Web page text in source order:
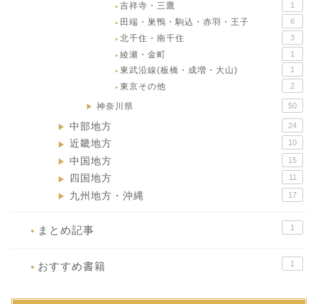
● 吉祥寺・三鷹 1
● 田端・巣鴨・駒込・赤羽・王子 6
● 北千住・南千住 3
● 綾瀬・金町 1
● 東武沿線(板橋・成増・大山) 1
● 東京その他 2
▶ 神奈川県 50
▶ 中部地方 24
▶ 近畿地方 10
▶ 中国地方 15
▶ 四国地方 11
▶ 九州地方・沖縄 17
● まとめ記事 1
● おすすめ書籍 1